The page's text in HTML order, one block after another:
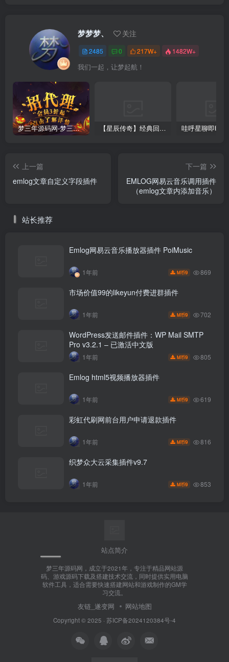
梦梦梦、 关注
2485 0 217W+ 1482W+
我们一起，让梦起航！
梦三年源码网-梦三年ym会员代理详情 【星辰传奇】经典回合制手游+安卓端+GM工具+详细搭建教程
上一篇
emlog文章自定义字段插件
下一篇
EMLOG网易云音乐调用插件
（emlog文章内添加音乐）
站长推荐
Emlog网易云音乐播放器插件 PoiMusic
1年前 M币9 869
市场价值99的likeyun付费进群插件
1年前 M币9 702
WordPress发送邮件插件：WP Mail SMTP
Pro v3.2.1 – 已激活中文版
1年前 M币9 805
Emlog html5视频播放器插件
1年前 M币9 619
彩虹代刷网前台用户申请退款插件
1年前 M币9 816
织梦众大云采集插件v9.7
1年前 M币9 853
站点简介
梦三年源码网，成立于2021年，专注于精品网站源
码、游戏源码下载及搭建技术交流，同时提供实用电脑
软件工具，适合需要快速搭建网站和游戏制作的GM学
习交流。
友链_遂变网 网站地图
Copyright © 2025 · 苏ICP备2024120384号-4